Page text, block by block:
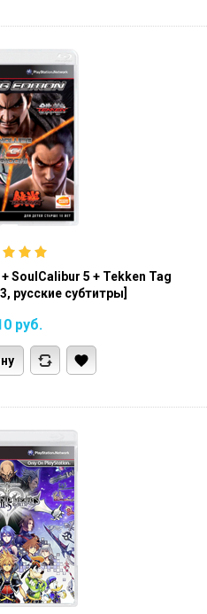
SoulCalibur 5 + Tekken Tag
русские субтитры]
руб.